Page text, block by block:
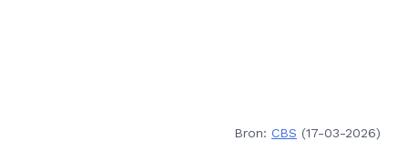
Bron: CBS (17-03-2026)